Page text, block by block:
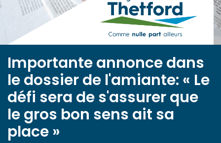
Importante annonce dans
le dossier de l'amiante: « Le
défi sera de s'assurer que
le gros bon sens ait sa
place »